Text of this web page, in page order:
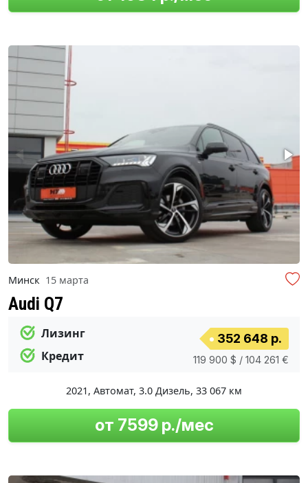
Минск 15 марта
Audi Q7
Лизинг
Кредит
352 648 р.
119 900 $ / 104 261 €
2021, Автомат, 3.0 Дизель, 33 067 км
от 7599 р./мес